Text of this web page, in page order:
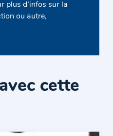
plus d’infos sur la
ou autre,
cette